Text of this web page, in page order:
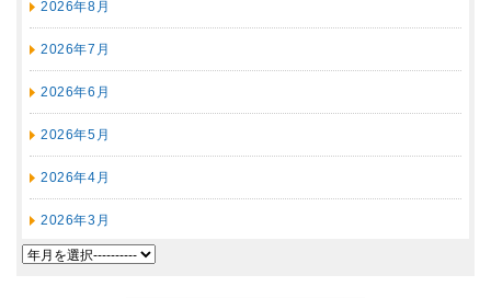
2026年8月
2026年7月
2026年6月
2026年5月
2026年4月
2026年3月
2026年2月